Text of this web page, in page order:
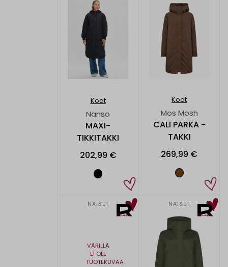
Koot
Nanso
MAXI-
TIKKITAKKI
202,99 €
Koot
Mos Mosh
CALI PARKA -
TAKKI
269,99 €
NAISET
VÄRILLÄ
EI OLE
TUOTEKUVAA
NAISET